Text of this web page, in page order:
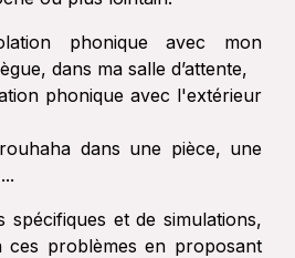
phonique avec mon
dans ma salle d’attente,
phonique avec l'extérieur
dans une pièce, une
spécifiques et de simulations,
ces problèmes en proposant